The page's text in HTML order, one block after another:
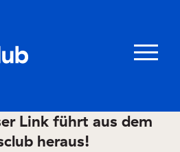
Menü
Link führt aus dem
heraus!